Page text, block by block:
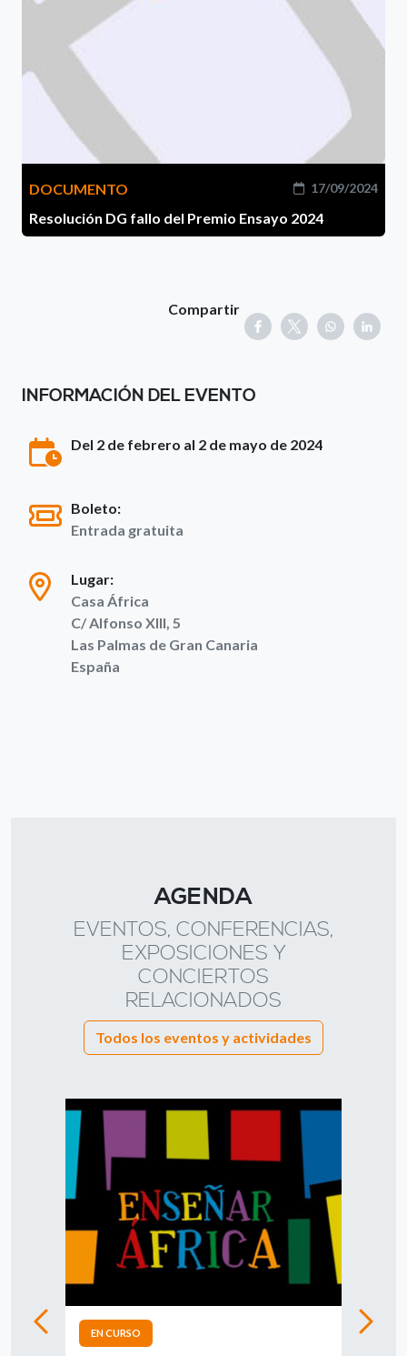
DOCUMENTO 17/09/2024
Resolución DG fallo del Premio Ensayo 2024
Compartir
INFORMACIÓN DEL EVENTO
Del 2 de febrero al 2 de mayo de 2024
Boleto:
Entrada gratuita
Lugar:
Casa África
C/ Alfonso XIII, 5
Las Palmas de Gran Canaria
España
AGENDA
EVENTOS, CONFERENCIAS,
EXPOSICIONES Y
CONCIERTOS
RELACIONADOS
Todos los eventos y actividades
EN CURSO